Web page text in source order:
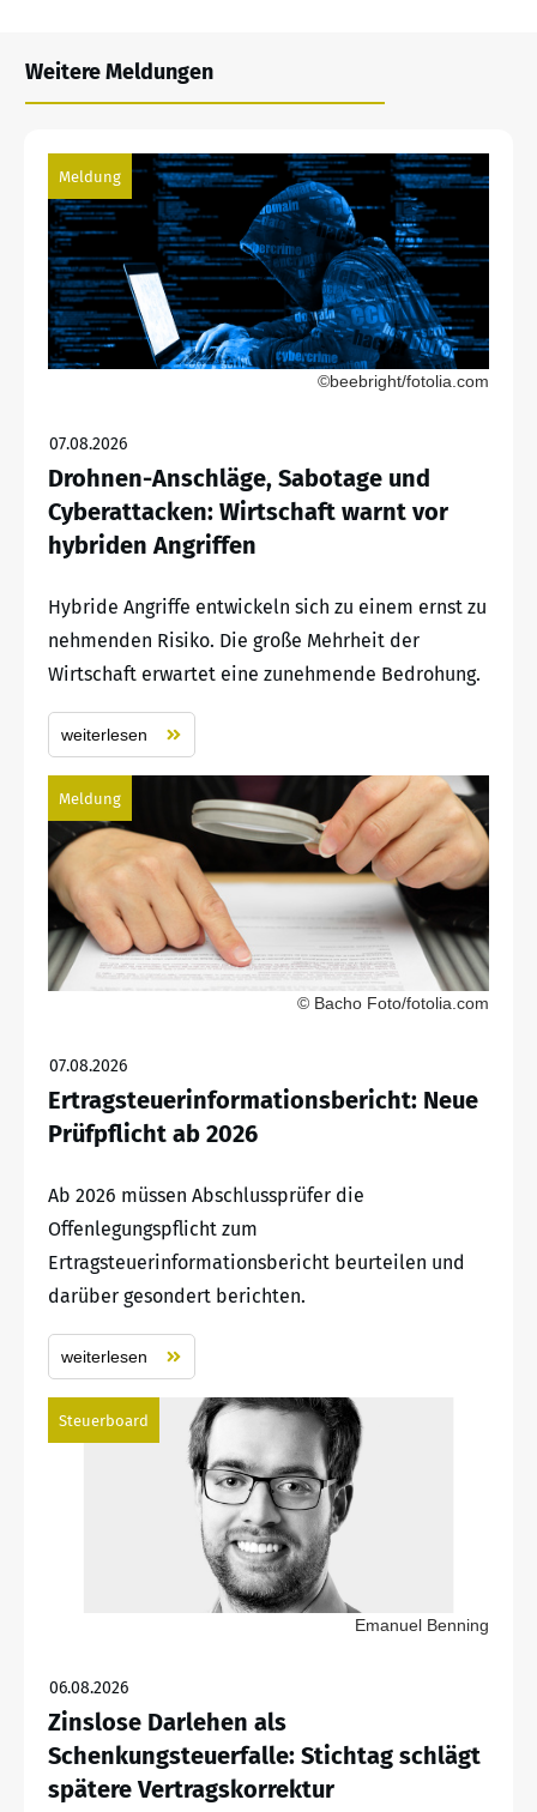
Weitere Meldungen
Meldung
©beebright/fotolia.com
07.08.2026
Drohnen-Anschläge, Sabotage und
Cyberattacken: Wirtschaft warnt vor
hybriden Angriffen
Hybride Angriffe entwickeln sich zu einem ernst zu
nehmenden Risiko. Die große Mehrheit der
Wirtschaft erwartet eine zunehmende Bedrohung.
weiterlesen
Meldung
© Bacho Foto/fotolia.com
07.08.2026
Ertragsteuerinformationsbericht: Neue
Prüfpflicht ab 2026
Ab 2026 müssen Abschlussprüfer die
Offenlegungspflicht zum
Ertragsteuerinformationsbericht beurteilen und
darüber gesondert berichten.
weiterlesen
Steuerboard
Emanuel Benning
06.08.2026
Zinslose Darlehen als
Schenkungsteuerfalle: Stichtag schlägt
spätere Vertragskorrektur